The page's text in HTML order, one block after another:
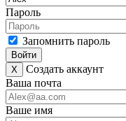
Пароль
Запомнить пароль
Войти
X
Создать аккаунт
Ваша почта
Ваше имя